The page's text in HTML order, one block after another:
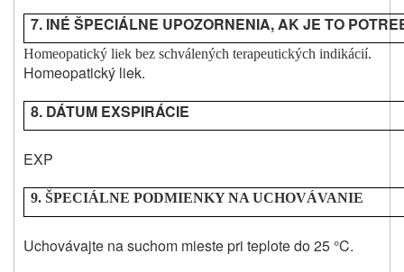
7. INÉ ŠPECIÁLNE UPOZORNENIA, AK JE TO
Homeopatický liek bez schválených terapeutických indikácií.
Homeopatický liek.
8. DÁTUM EXSPIRÁCIE
EXP
9. ŠPECIÁLNE PODMIENKY NA UCHOVÁVANIE
Uchovávajte na suchom mieste pri teplote do 25 °C.